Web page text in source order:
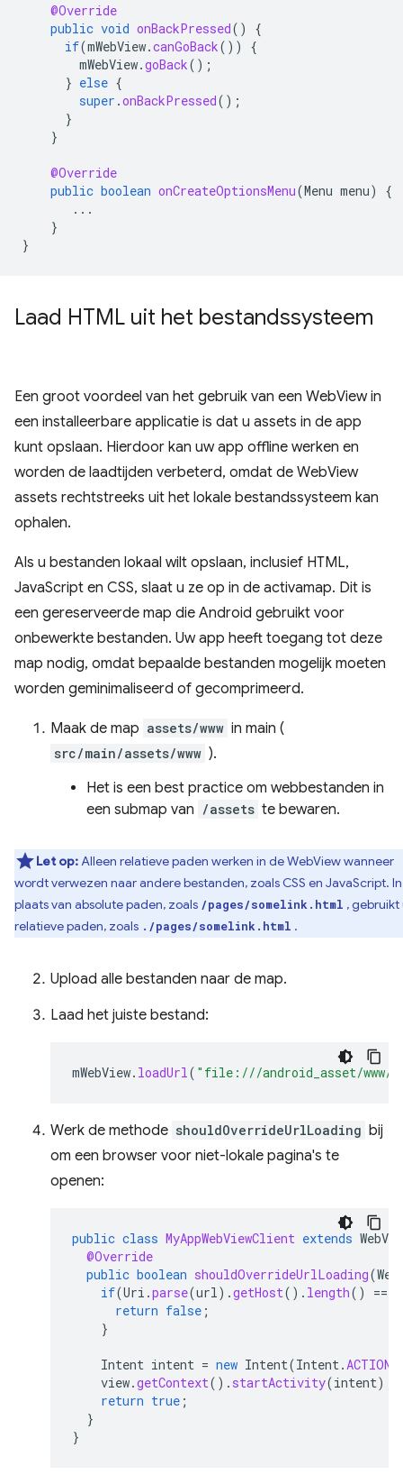
@Override
public void onBackPressed()
{
if(mWebView.canGoBack())
{
mWebView.goBack();
} else {
super .onBackPressed();
}
}
@Override
public boolean onCreateOptionsMenu(Menu menu)
{
...
}
}
Laad HTML uit het bestandssysteem
Een groot voordeel van het gebruik van een WebView in
een installeerbare applicatie is dat u assets in de app
kunt opslaan. Hierdoor kan uw app offline werken en
worden de laadtijden verbeterd, omdat de WebView
assets rechtstreeks uit het lokale bestandssysteem kan
ophalen.
Als u bestanden lokaal wilt opslaan, inclusief HTML,
JavaScript en CSS, slaat u ze op in de activamap. Dit is
een gereserveerde map die Android gebruikt voor
onbewerkte bestanden. Uw app heeft toegang tot deze
map nodig, omdat bepaalde bestanden mogelijk moeten
worden geminimaliseerd of gecomprimeerd.
Maak de map assets/www in main (
src/main/assets/www ).
Het is een best practice om webbestanden in
een submap van /assets te bewaren.
Let op:Alleen relatieve paden werken in de WebView wanneer
wordt verwezen naar andere bestanden, zoals CSS en JavaScript. In
plaats van absolute paden, zoals /pages/somelink.html , gebruikt
relatieve paden, zoals ./pages/somelink.html .
Upload alle bestanden naar de map.
Laad het juiste bestand:
mWebView. loadUrl( "file:///android_asset/www/
Werk de methode shouldOverrideUrlLoading bij
om een ​​browser voor niet-lokale pagina's te
openen:
public class MyAppWebViewClient extends
@Override
public boolean shouldOverrideUrlLoading(
if(Uri .parse(url).getHost(). length() ==
return false ;
}
Intent intent = new Intent(Intent.
view.getContext(). startActivity(intent);
return true ;
}
}